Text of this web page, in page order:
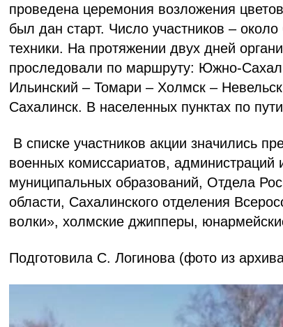
проведена церемония возложения
был дан старт. Число участников –
техники. На протяжении двух дней
проследовали по маршруту: Южно-
Ильинский – Томари – Холмск –
Сахалинск. В населенных пунктах по
В списке участников акции значились
военных комиссариатов, администраций
муниципальных образований, Отдела
области, Сахалинского отделения
волки», холмские джипперы,
Подготовила С. Логинова (фото из